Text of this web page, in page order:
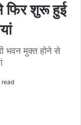
फिर शुरू हुई
भवन मुक्त होने से
read